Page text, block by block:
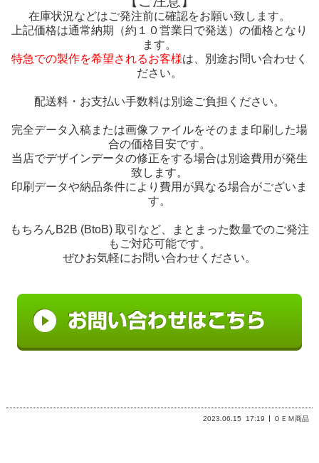
在庫状況などはご発注前に確認をお願い致します。
上記価格は通常納期（約１０営業日で発送）の価格となり
ます。
特急での製作を希望されるお客様は、別途お問い合わせく
ださい。
配送料・お支払い手数料は別途ご負担ください。
完全データ入稿または画像ファイルをそのまま印刷した場
合の価格目安です。
当店でデザインデータの修正をする場合は別途費用が発生
致します。
印刷データや納品条件により費用が異なる場合がございま
す。
もちろんB2B (BtoB) 取引など、まとまった数量でのご発注
もご対応可能です。
ぜひお気軽にお問い合わせください。
2023.06.15 17:19 ＯＥＭ商品